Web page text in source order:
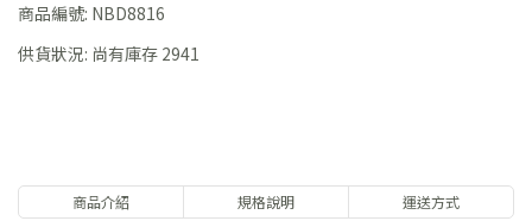
商品編號: NBD8816
供貨狀況: 尚有庫存 2941
商品介紹 規格說明 運送方式